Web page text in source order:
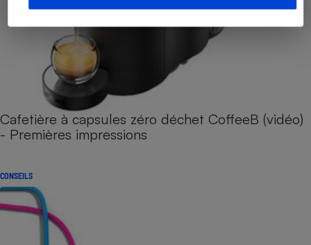
Cafetière à capsules zéro déchet CoffeeB (vidéo)
- Premières impressions
CONSEILS